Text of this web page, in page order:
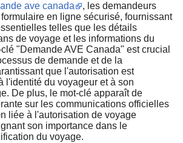
ave canada
, les demandeurs
en ligne sécurisé, fournissant
telles que les détails
de voyage et les informations du
"Demande AVE Canada" est crucial
de demande et de la
que l'autorisation est
l'identité du voyageur et à son
De plus, le mot-clé apparaît de
sur les communications officielles
liée à l'autorisation de voyage
son importance dans le
du voyage.